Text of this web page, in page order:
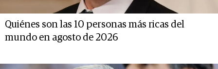
Quiénes son las 10 personas más ricas del
mundo en agosto de 2026